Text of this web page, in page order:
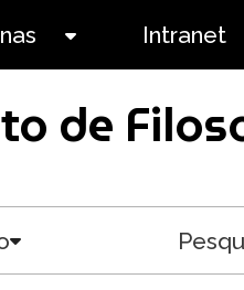
Intranet
de